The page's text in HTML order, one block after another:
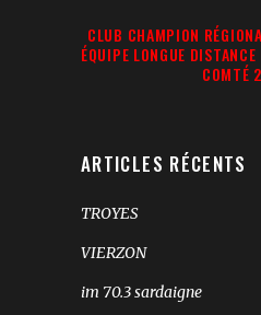
CLUB CHAMPION
ÉQUIPE LONGUE
COMTÉ
ARTICLES RÉCENTS
TROYES
VIERZON
im 70.3 sardaigne